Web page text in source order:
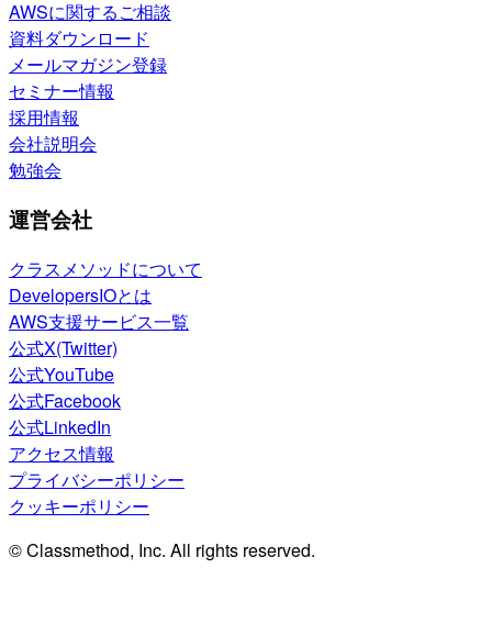
AWSに関するご相談
資料ダウンロード
メールマガジン登録
セミナー情報
採用情報
会社説明会
勉強会
運営会社
クラスメソッドについて
DevelopersIOとは
AWS支援サービス一覧
公式X(Twitter)
公式YouTube
公式Facebook
公式LinkedIn
アクセス情報
プライバシーポリシー
クッキーポリシー
© Classmethod, Inc. All rights reserved.